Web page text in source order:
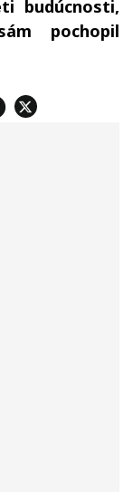
budúcnosti,
pochopil